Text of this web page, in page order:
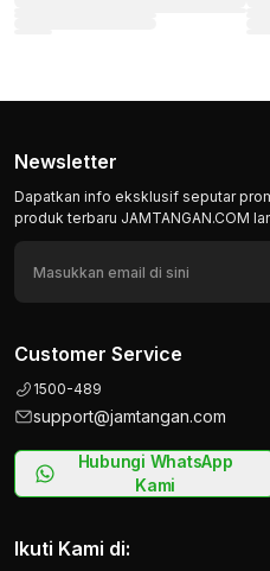
Newsletter
Dapatkan info eksklusif seputar
produk terbaru JAMTANGAN.COM
Customer Service
1500-489
support@jamtangan.com
Hubungi WhatsApp
Kami
Ikuti Kami di: